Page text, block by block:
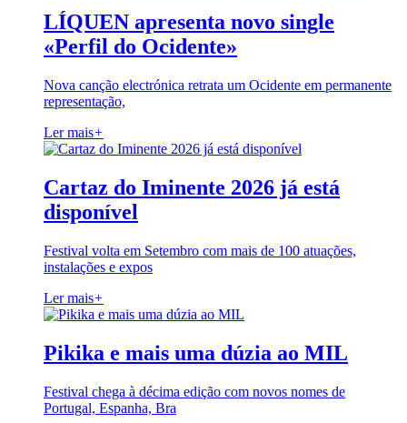
LÍQUEN apresenta novo single
«Perfil do Ocidente»
Nova canção electrónica retrata um Ocidente em permanente
representação,
Ler mais+
Cartaz do Iminente 2026 já está
disponível
Festival volta em Setembro com mais de 100 atuações,
instalações e expos
Ler mais+
Pikika e mais uma dúzia ao MIL
Festival chega à décima edição com novos nomes de
Portugal, Espanha, Bra